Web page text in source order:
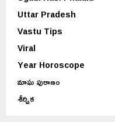
Uttar Pradesh
Vastu Tips
Viral
Year Horoscope
మాఘ పురాణం
శీర్షిక